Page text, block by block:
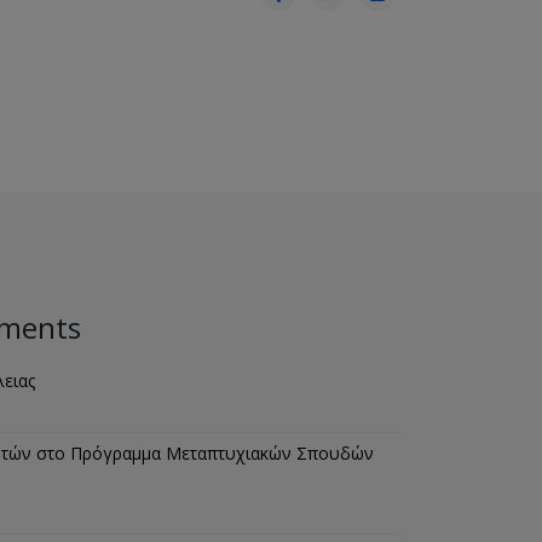
στο Πρόγραμμα Μεταπτυχιακών Σπουδών